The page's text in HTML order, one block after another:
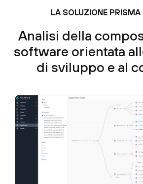
LA SOLUZIONE PRISMA
Analisi della
software orientata
di sviluppo e al